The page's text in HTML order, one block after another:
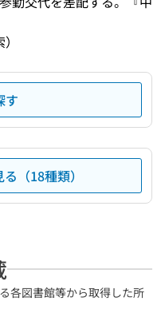
す
（18種類）
各図書館等から取得した所